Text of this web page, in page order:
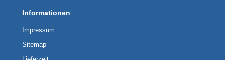
Informationen
Impressum
Sitemap